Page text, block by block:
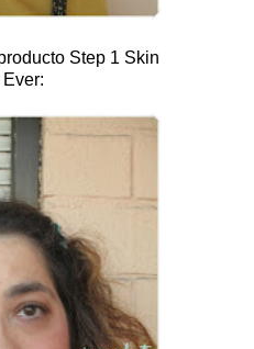
Step 1 Skin